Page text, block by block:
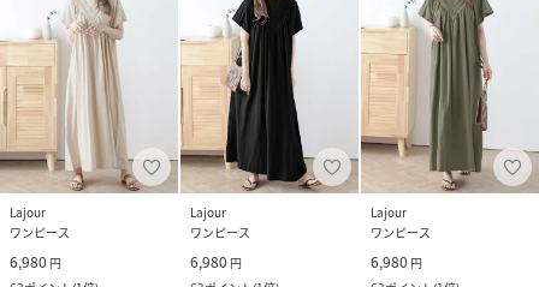
Lajour
ワンピース
6,980 円
Lajour
ワンピース
6,980 円
Lajour
ワンピース
6,980 円